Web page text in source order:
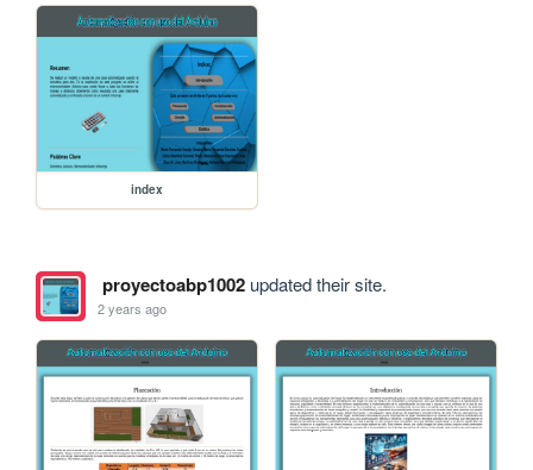
index
proyectoabp1002updated their site.
2 years ago